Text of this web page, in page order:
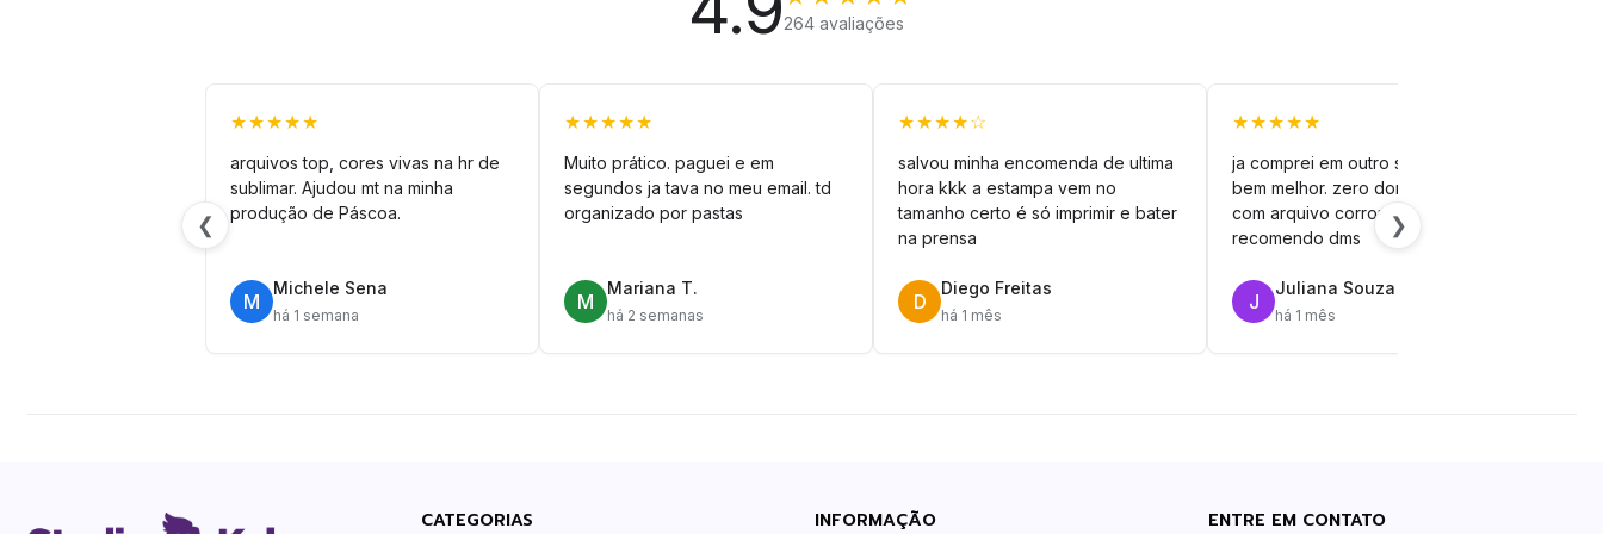
264 avaliações
❮
★★★★★
arquivos top, cores vivas na hr de
sublimar. Ajudou mt na minha
produção de Páscoa.
M
Michele Sena
há 1 semana
★★★★★
Muito prático. paguei e em
segundos ja tava no meu email. td
organizado por pastas
M
Mariana T.
há 2 semanas
★★★★☆
salvou minha encomenda de ultima
hora kkk a estampa vem no
tamanho certo é só imprimir e bater
na prensa
D
Diego Freitas
há 1 mês
★★★★★
ja comprei em outro site mas esse é
bem melhor. zero dor de cabeça
com arquivo corrompido.
recomendo dms
J
Juliana Souza
há 1 mês
❯
CATEGORIAS INFORMAÇÃO ENTRE EM CONTATO